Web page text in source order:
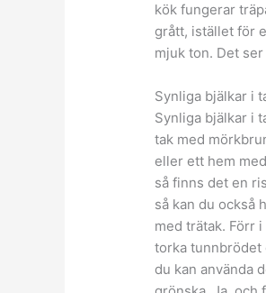
kök fungerar
grått, istället för
mjuk ton. Det
Synliga bjälkar i
Synliga bjälkar i
tak med
eller ett hem
så finns det en
så kan du också
med trätak. Förr
torka tunnbrödet
du kan använda